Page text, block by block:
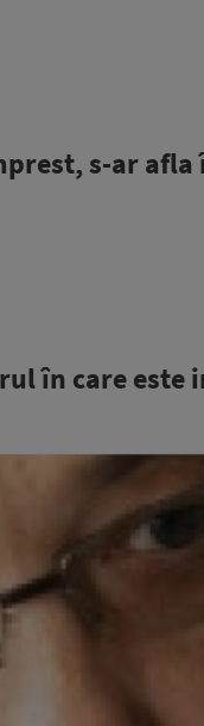
s-ar afla
în care